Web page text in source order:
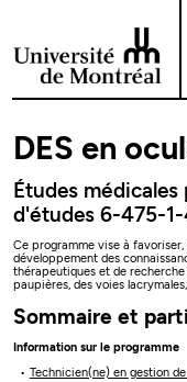
DES en
Études
d'études 6-475-
Ce programme vise à
développement des
thérapeutiques et de
paupières, des voies
Sommaire et
Information sur le programme
Technicien(ne) en gestion